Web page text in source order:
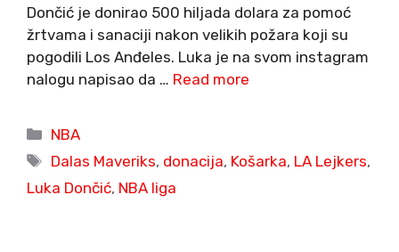
Dončić je donirao 500 hiljada dolara za pomoć
žrtvama i sanaciji nakon velikih požara koji su
pogodili Los Anđeles. Luka je na svom instagram
nalogu napisao da … Read more
Categories
NBA
Tags
Dalas Maveriks, donacija, Košarka, LA Lejkers,
Luka Dončić, NBA liga